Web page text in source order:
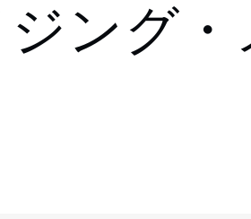
青山プレミアムギャラリー
新宿ギャラリーング